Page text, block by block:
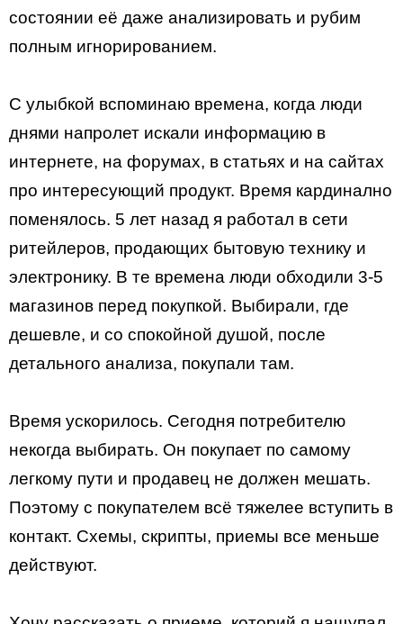
состоянии её даже анализировать и рубим
полным игнорированием.
С улыбкой вспоминаю времена, когда люди
днями напролет искали информацию в
интернете, на форумах, в статьях и на сайтах
про интересующий продукт. Время кардинално
поменялось. 5 лет назад я работал в сети
ритейлеров, продающих бытовую технику и
электронику. В те времена люди обходили 3-5
магазинов перед покупкой. Выбирали, где
дешевле, и со спокойной душой, после
детального анализа, покупали там.
Время ускорилось. Сегодня потребителю
некогда выбирать. Он покупает по самому
легкому пути и продавец не должен мешать.
Поэтому с покупателем всё тяжелее вступить в
контакт. Схемы, скрипты, приемы все меньше
действуют.